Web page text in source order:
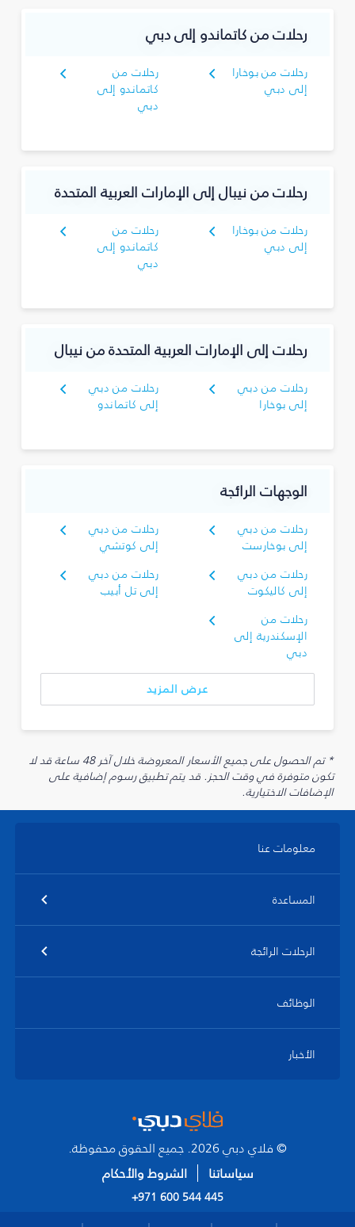
رحلات من كاتماندو إلى دبي
رحلات من بوخارا
إلى دبي
رحلات من
كاتماندو إلى
دبي
رحلات من نيبال إلى الإمارات العربية المتحدة
رحلات من بوخارا
إلى دبي
رحلات من
كاتماندو إلى
دبي
رحلات إلى الإمارات العربية المتحدة من نيبال
رحلات من دبي
إلى بوخارا
رحلات من دبي
إلى كاتماندو
الوجهات الرائجة
رحلات من دبي
إلى بوخارست
رحلات من دبي
إلى كوتشي
رحلات من دبي
إلى كاليكوت
رحلات من دبي
إلى تل أبيب
رحلات من
الإسكندرية إلى
دبي
عرض المزيد
* تم الحصول على جميع الأسعار المعروضة خلال آخر 48 ساعة قد لا
تكون متوفرة في وقت الحجز. قد يتم تطبيق رسوم إضافية على
الإضافات الاختيارية.
معلومات عنا
المساعدة
الرحلات الرائجة
الوظائف
الأخبار
© فلاي دبي 2026. جميع الحقوق محفوظة.
سياساتنا
الشروط والأحكام
+971 600 544 445